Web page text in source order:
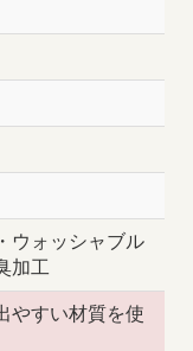
ウォッシャブル
加工
やすい材質を使